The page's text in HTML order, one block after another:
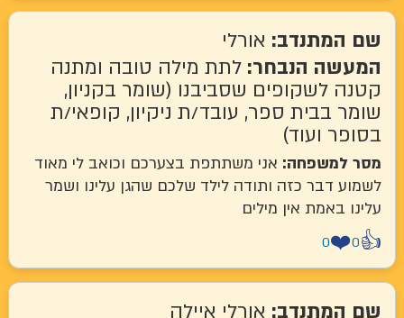
שם המתנדב: אורלי
המעשה הנבחר: לתת מילה טובה ומתנה
קטנה לשקופים שסביבנו (שומר בקניון,
שומר בבית ספר, עובד/ת ניקיון, קופאי/ת
בסופר ועוד)
מסר למשפחה: אני משתתפת בצערכם וכואב לי מאוד
לשמוע דבר כזה ותודה לילד שלכם שהגן עלינו ושמר
עלינו באמת אין מילים
👍
0
❤️
0
שם המתנדב: אורלי איילה